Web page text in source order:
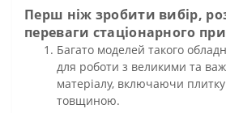
Перш ніж зробити вибір,
переваги стаціонарного
Багато моделей такого
для роботи з великими та
матеріалу, включаючи
товщиною.